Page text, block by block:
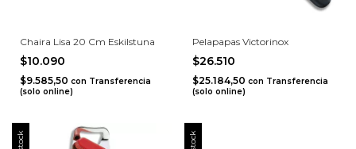
Chaira Lisa 20 Cm Eskilstuna
$10.090
$9.585,50 con Transferencia
(solo online)
Pelapapas Victorinox
$26.510
$25.184,50 con Transferencia
(solo online)